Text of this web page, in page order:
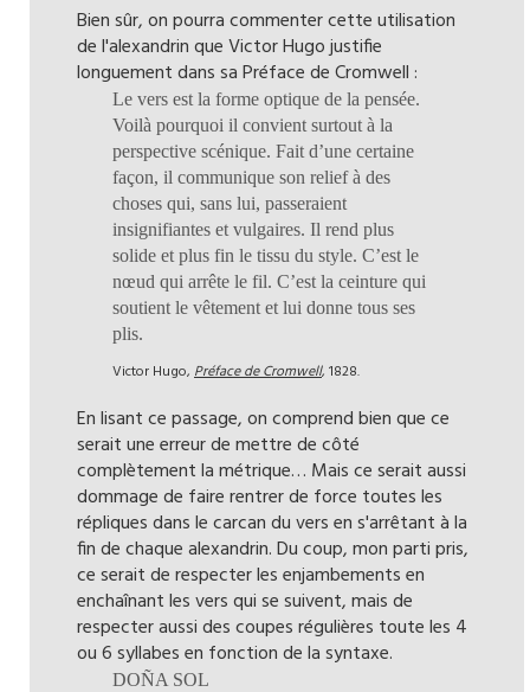
Bien sûr, on pourra commenter cette utilisation
de l'alexandrin que Victor Hugo justifie
longuement dans sa Préface de Cromwell :
Le vers est la forme optique de la pensée.
Voilà pourquoi il convient surtout à la
perspective scénique. Fait d’une certaine
façon, il communique son relief à des
choses qui, sans lui, passeraient
insignifiantes et vulgaires. Il rend plus
solide et plus fin le tissu du style. C’est le
nœud qui arrête le fil. C’est la ceinture qui
soutient le vêtement et lui donne tous ses
plis.
Victor Hugo, Préface de Cromwell, 1828.
En lisant ce passage, on comprend bien que ce
serait une erreur de mettre de côté
complètement la métrique… Mais ce serait aussi
dommage de faire rentrer de force toutes les
répliques dans le carcan du vers en s'arrêtant à la
fin de chaque alexandrin. Du coup, mon parti pris,
ce serait de respecter les enjambements en
enchaînant les vers qui se suivent, mais de
respecter aussi des coupes régulières toute les 4
ou 6 syllabes en fonction de la syntaxe.
DOÑA SOL